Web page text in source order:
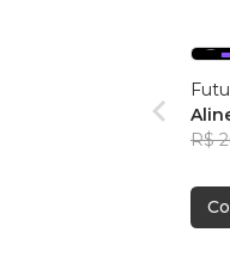
R$